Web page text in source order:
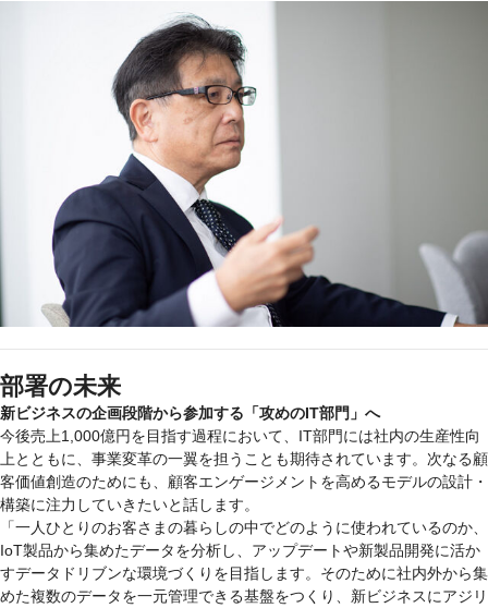
部署の未来
新ビジネスの企画段階から参加する「攻めのIT部門」へ
今後売上1,000億円を目指す過程において、IT部門には社内の生産性向
上とともに、事業変革の一翼を担うことも期待されています。次なる顧
客価値創造のためにも、顧客エンゲージメントを高めるモデルの設計・
構築に注力していきたいと話します。
「一人ひとりのお客さまの暮らしの中でどのように使われているのか、
IoT製品から集めたデータを分析し、アップデートや新製品開発に活か
すデータドリブンな環境づくりを目指します。そのために社内外から集
めた複数のデータを一元管理できる基盤をつくり、新ビジネスにアジリ